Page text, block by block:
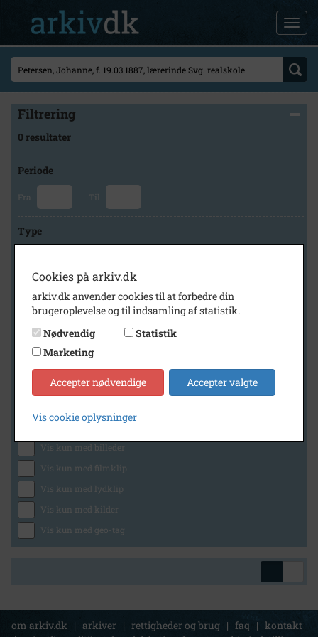
Filtrering
0 resultater
Periode
Fra Til
Type
Arkiv
Svinninge Lokalhistoriske Arkiv
Generelt
Vis kun med billeder
Vis kun med filmklip
Vis kun med lydklip
Vis kun med kilder
Vis kun med geo-tag
om arkiv.dk | arkiver | rettigheder og brug | faq | kontakt
Cookies på arkiv.dk
arkiv.dk anvender cookies til at forbedre din
brugeroplevelse og til indsamling af statistik.
Nødvendig
Statistik
Marketing
Accepter nødvendige Accepter valgte
Vis cookie oplysninger